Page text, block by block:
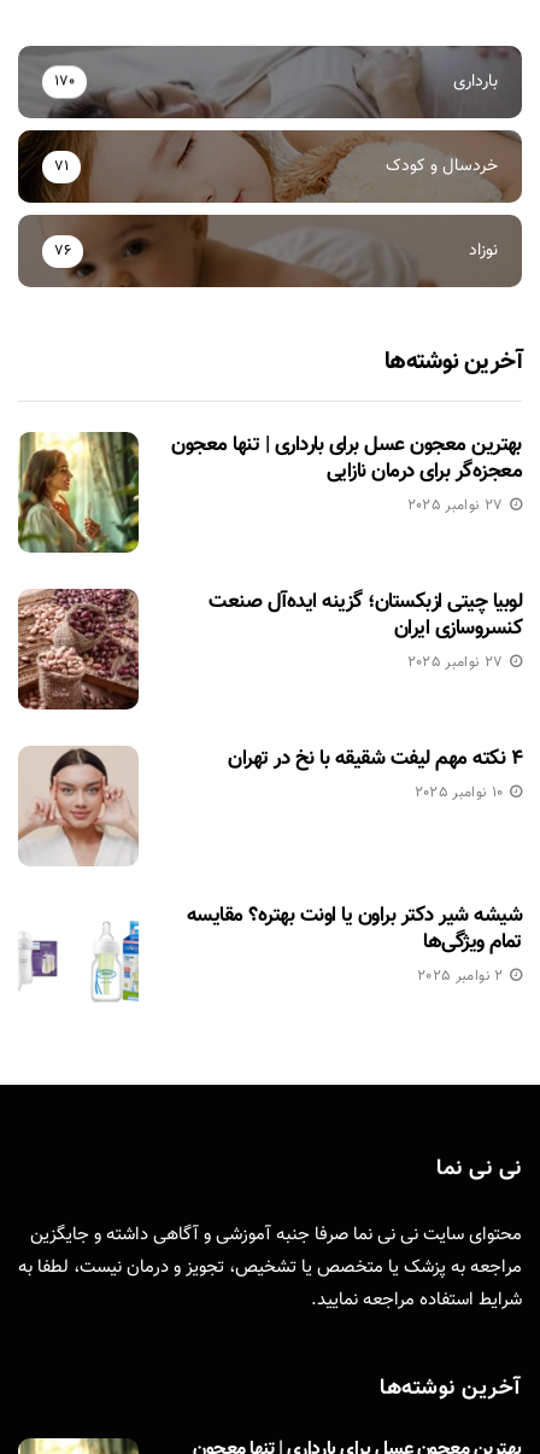
بارداری 170
خردسال و کودک 71
نوزاد 76
آخرین نوشته‌ها
بهترین معجون عسل برای بارداری | تنها معجون
معجزه‌گر برای درمان نازایی
27 نوامبر 2025
لوبیا چیتی ازبکستان؛ گزینه ایده‌آل صنعت
کنسروسازی ایران
27 نوامبر 2025
۴ نکته مهم لیفت شقیقه با نخ در تهران
10 نوامبر 2025
شیشه شیر دکتر براون یا اونت بهتره؟ مقایسه
تمام ویژگی‌ها
2 نوامبر 2025
نی نی نما
محتوای سایت نی نی نما صرفا جنبه آموزشی و آگاهی داشته و جایگزین
مراجعه به پزشک یا متخصص یا تشخیص، تجویز و درمان نیست، لطفا به
شرایط استفاده مراجعه نمایید.
آخرین نوشته‌ها